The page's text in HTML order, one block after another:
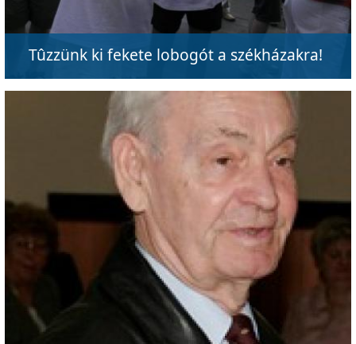
Tûzzünk ki fekete lobogót a székházakra!